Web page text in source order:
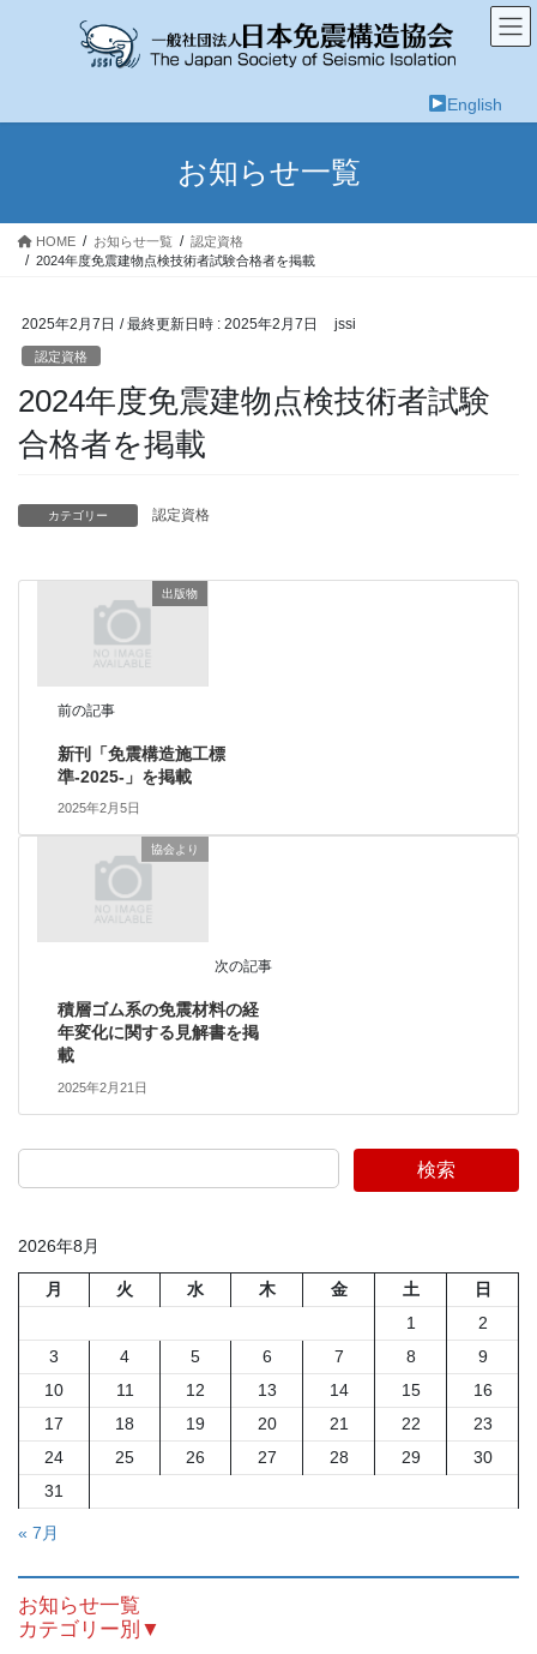
English
お知らせ一覧
HOME お知らせ一覧
認定資格
2024年度免震建物点検技術者試験合格者を掲載
2025年2月7日 / 最終更新日時 : 2025年2月7日 jssi
認定資格
2024年度免震建物点検技術者試験
合格者を掲載
カテゴリー 認定資格
出版物
前の記事
新刊「免震構造施工標
準-2025-」を掲載
2025年2月5日
協会より
次の記事
積層ゴム系の免震材料の経
年変化に関する見解書を掲
載
2025年2月21日
検索
2026年8月
月 火 水 木 金 土
日
1
2
3
4 5 6 7 8
9
10
11 12 13 14 15
16
17
18 19 20 21 22
23
24
25 26 27 28 29
30
31
« 7月
お知らせ一覧
カテゴリー別▼